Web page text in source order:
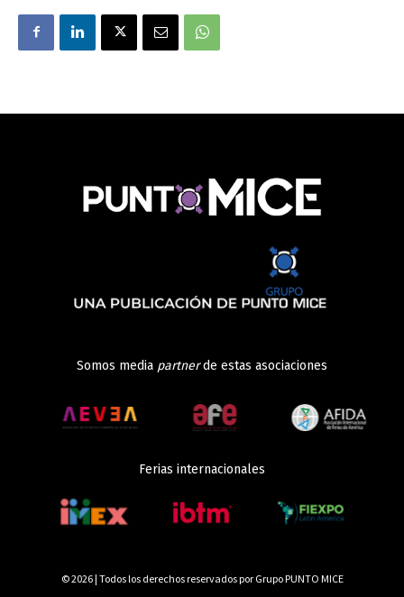
Somos media partnerde estas asociaciones
Ferias internacionales
© 2026 | Todos los derechos reservados por Grupo PUNTO MICE